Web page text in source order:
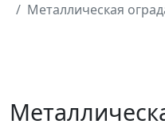
Металлическая